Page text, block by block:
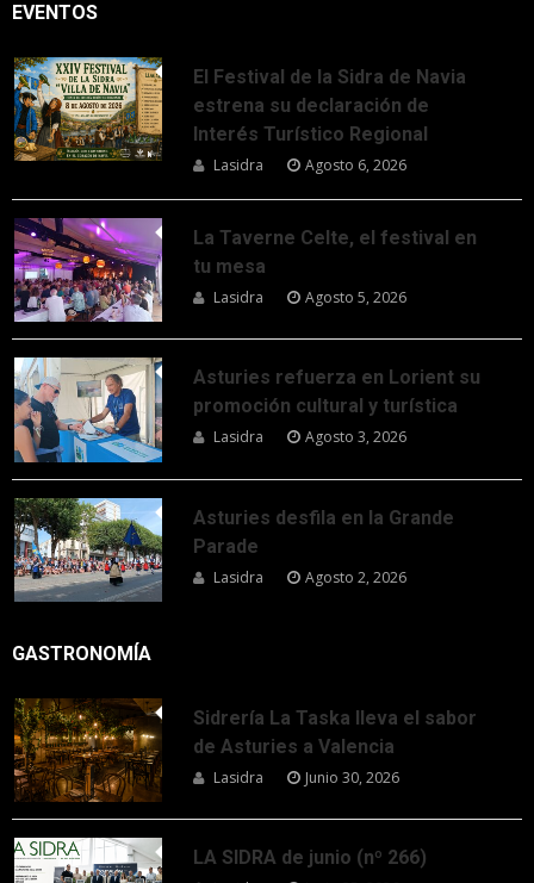
EVENTOS
El Festival de la Sidra de Navia
estrena su declaración de
Interés Turístico Regional
Lasidra Agosto 6, 2026
La Taverne Celte, el festival en
tu mesa
Lasidra Agosto 5, 2026
Asturies refuerza en Lorient su
promoción cultural y turística
Lasidra Agosto 3, 2026
Asturies desfila en la Grande
Parade
Lasidra Agosto 2, 2026
GASTRONOMÍA
Sidrería La Taska lleva el sabor
de Asturies a Valencia
Lasidra Junio 30, 2026
LA SIDRA de junio (nº 266)